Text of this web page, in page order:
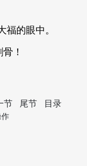
福的眼中。
！
节 尾节 目录
作